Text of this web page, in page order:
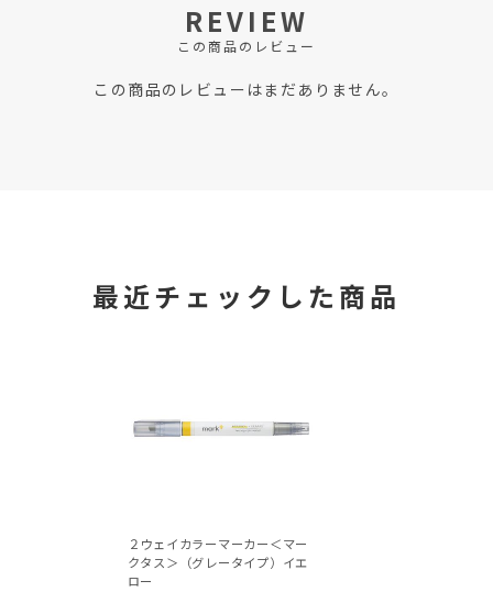
REVIEW
この商品のレビュー
この商品のレビューはまだありません。
最近チェックした商品
２ウェイカラーマーカー＜マー
クタス＞（グレータイプ）イエ
ロー